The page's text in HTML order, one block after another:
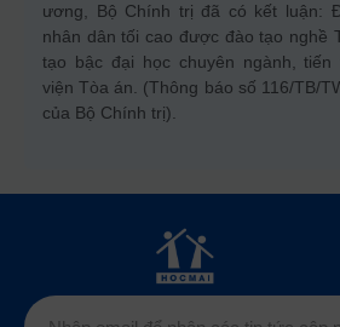
ương, Bộ Chính trị đã có kết luận:
nhân dân tối cao được đào tạo nghề
tạo bậc đại học chuyên ngành,
viện Tòa án. (Thông báo số 116/TB/
của Bộ Chính trị).